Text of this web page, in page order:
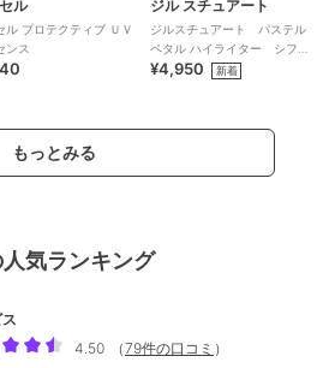
ル
ル プロテクティブ ＵＶ
ンス
ジル スチュアート
ジルスチュアート パステル
ペタル ハイライター シフォ
ンコサージュ＜限定＞
¥4,950 新着
もっとみる
気ランキング
4.50
（79件の口コミ ）